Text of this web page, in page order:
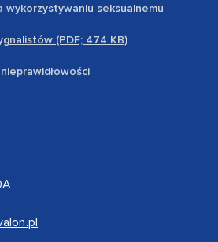
wykorzystywaniu seksualnemu
(PDF; 474 KB)